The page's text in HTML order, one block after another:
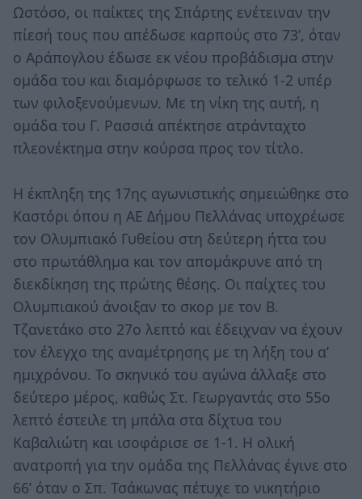
Ωστόσο, οι παίκτες της Σπάρτης ενέτειναν την
πίεσή τους που απέδωσε καρπούς στο 73’, όταν
ο Αράπογλου έδωσε εκ νέου προβάδισμα στην
ομάδα του και διαμόρφωσε το τελικό 1-2 υπέρ
των φιλοξενούμενων. Με τη νίκη της αυτή, η
ομάδα του Γ. Ρασσιά απέκτησε ατράνταχτο
πλεονέκτημα στην κούρσα προς τον τίτλο.
Η έκπληξη της 17ης αγωνιστικής σημειώθηκε στο
Καστόρι όπου η ΑΕ Δήμου Πελλάνας υποχρέωσε
τον Ολυμπιακό Γυθείου στη δεύτερη ήττα του
στο πρωτάθλημα και τον απομάκρυνε από τη
διεκδίκηση της πρώτης θέσης. Οι παίχτες του
Ολυμπιακού άνοιξαν το σκορ με τον Β.
Τζανετάκο στο 27ο λεπτό και έδειχναν να έχουν
τον έλεγχο της αναμέτρησης με τη λήξη του α’
ημιχρόνου. Το σκηνικό του αγώνα άλλαξε στο
δεύτερο μέρος, καθώς Στ. Γεωργαντάς στο 55ο
λεπτό έστειλε τη μπάλα στα δίχτυα του
Καβαλιώτη και ισοφάρισε σε 1-1. Η ολική
ανατροπή για την ομάδα της Πελλάνας έγινε στο
66’ όταν ο Σπ. Τσάκωνας πέτυχε το νικητήριο